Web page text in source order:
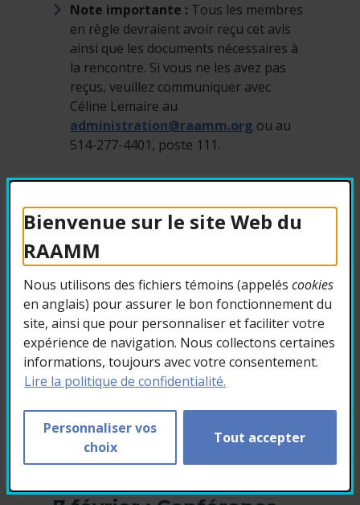
Bienvenue sur le site Web du
RAAMM
Nous utilisons des fichiers témoins (appeléscookies
en anglais) pour assurer le bon fonctionnement du
site, ainsi que pour personnaliser et faciliter votre
expérience de navigation. Nous collectons certaines
informations, toujours avec votre consentement.
Lire la politique de confidentialité.
Personnaliser vos
choix
Tout accepter
Note importante : Tous les membres
en règle devraient avoir reçu cet avis
ainsi que les documents nécessaires à
la rencontre. Si vous ne les avez pas
reçus, veuillez communiquer avec
Céline Lemaire au
administration@raamm.org ou au
514-277-4401, poste 111.
Au plaisir d’échanger sur ce texte
fondamental pour notre vie associative,
L’équipe du RAAMM
4. Découvrez les
activités enrichissantes
que le RAAMM vous
propose pour février
participant aux activités du RAAMM! Il est
encore temps de vous inscrire à ces 3
activités prévues pour le mois de février: